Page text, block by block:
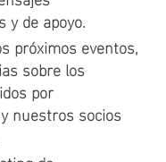
de apoyo.
próximos eventos,
sobre los
por
y nuestros socios